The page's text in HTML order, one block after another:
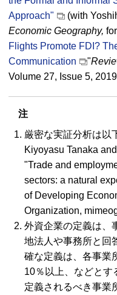
Approach"
(with
Economic Geography,
Flights Promote FDI?
Communication
"
Volume 27, Issue 5,
注
厳密な実証分析は以
Kiyoyasu Tanaka
"Trade and
sectors: a natural
of Developing
Organization,
外資企業の定義は、
地法人や事務所と回
確な定義は、各事業
10％以上、などとす
定義されるべき事業